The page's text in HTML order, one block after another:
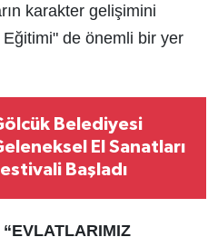
karakter gelişimini
de önemli bir yer
Belediyesi
El Sanatları
Başladı